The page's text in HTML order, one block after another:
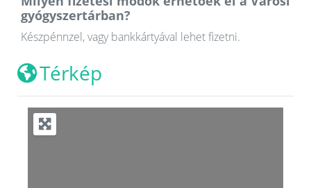
gyógyszertárban?
Készpénnzel, vagy bankkártyával lehet fizetni.
Térkép